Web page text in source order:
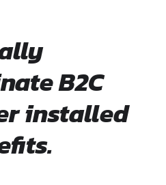
B2C
installed